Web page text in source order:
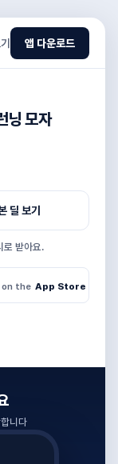
앱 다운로드
닝 모자
딜 보기
로 받아요.
on the App Store
니다